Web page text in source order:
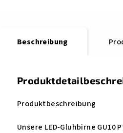
Beschreibung
Produktbeschreibung
Unsere LED-Gluhbirne